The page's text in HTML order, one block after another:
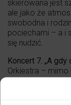
skierowana jest
ale jako że
swobodna i
pociechami – a i
się nudzić.
Koncert 7. „A
Orkiestra –
się samotna.
wyjątkowych